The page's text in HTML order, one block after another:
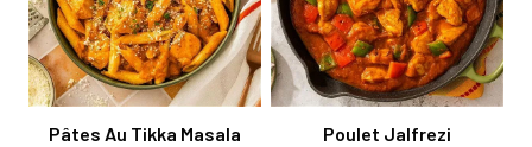
Pâtes Au Tikka Masala Poulet Jalfrezi